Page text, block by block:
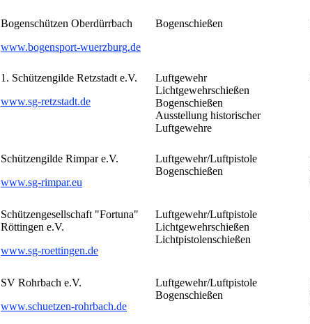
Bogenschützen Oberdürrbach
www.bogensport-wuerzburg.de
Bogenschießen
1. Schützengilde Retzstadt e.V.
www.sg-retzstadt.de
Luftgewehr
Lichtgewehrschießen
Bogenschießen
Ausstellung historischer
Luftgewehre
Schützengilde Rimpar e.V.
www.sg-rimpar.eu
Luftgewehr/Luftpistole
Bogenschießen
Schützengesellschaft "Fortuna"
Röttingen e.V.
www.sg-roettingen.de
Luftgewehr/Luftpistole
Lichtgewehrschießen
Lichtpistolenschießen
SV Rohrbach e.V.
www.schuetzen-rohrbach.de
Luftgewehr/Luftpistole
Bogenschießen